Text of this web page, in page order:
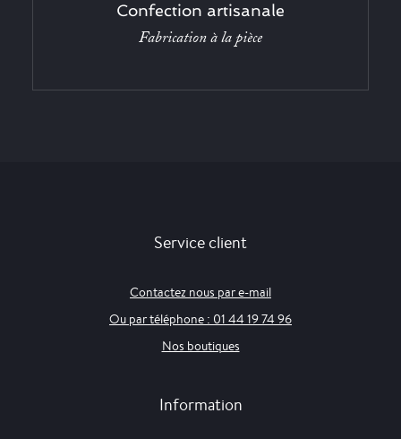
Confection artisanale
Fabrication à la pièce
Service client
Contactez nous par e-mail
Ou par téléphone : 01 44 19 74 96
Nos boutiques
Information